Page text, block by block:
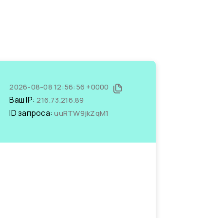
2026-08-08 12:56:56 +0000
Ваш IP:216.73.216.89
ID запроса:uuRTW9jkZqM1